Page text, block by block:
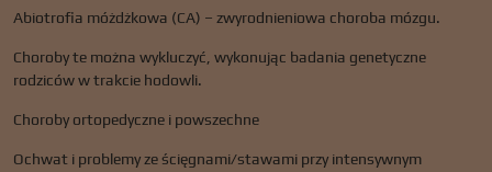
Abiotrofia móżdżkowa (CA) – zwyrodnieniowa choroba mózgu.
Choroby te można wykluczyć, wykonując badania genetyczne
rodziców w trakcie hodowli.
Choroby ortopedyczne i powszechne
Ochwat i problemy ze ścięgnami/stawami przy intensywnym